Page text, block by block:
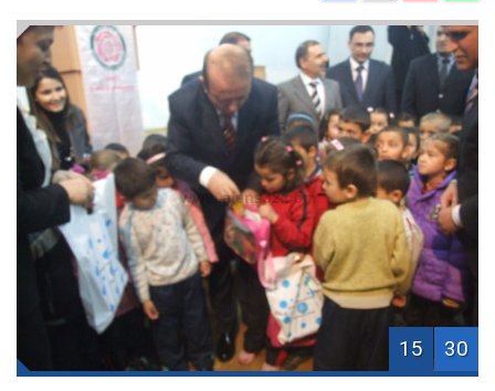
15 30